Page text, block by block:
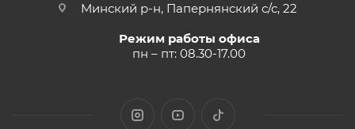
Минский р-н, Папернянский с/с, 22
Режим работы офиса
пн – пт: 08.30-17.00